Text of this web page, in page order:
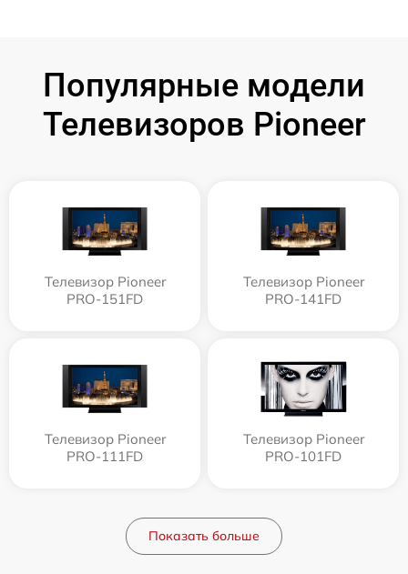
Популярные модели
Телевизоров Pioneer
Телевизор Pioneer
PRO-151FD
Телевизор Pioneer
PRO-141FD
Телевизор Pioneer
PRO-111FD
Телевизор Pioneer
PRO-101FD
Показать больше